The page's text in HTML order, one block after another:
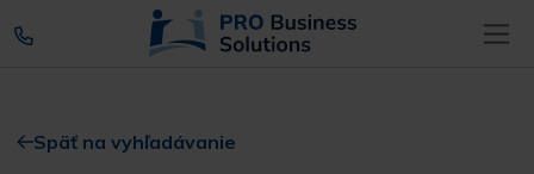
Späť na vyhľadávanie